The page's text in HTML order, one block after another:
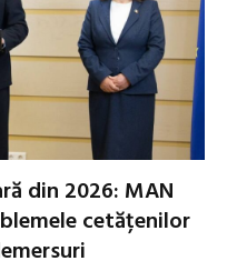
din 2026: MAN
cetățenilor